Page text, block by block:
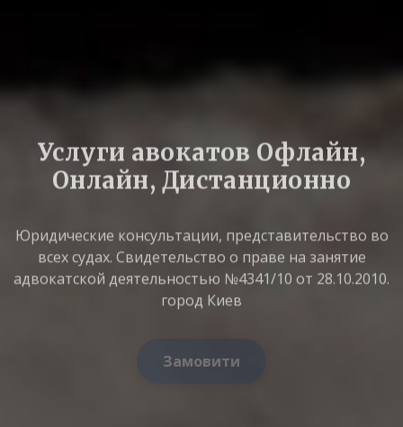
Услуги авокатов Офлайн,
Онлайн, Дистанционно
всех судах. Свидетельство о праве на занятие
адвокатской деятельностью №4341/10 от 28.10.2010.
город Киев